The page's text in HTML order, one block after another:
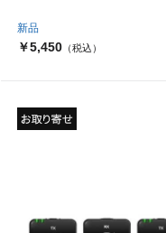
新品
￥5,450 （税込）